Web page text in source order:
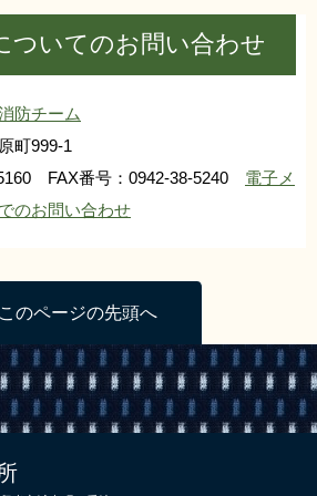
プライバシーポリシー
閉じる
ついてのお問い合わせ
防チーム
町999-1
FAX番号：0942-38-5240 電子メ
のお問い合わせ
のページの先頭へ